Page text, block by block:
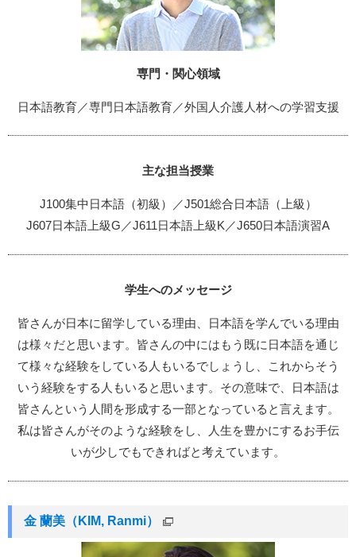
専門・関心領域
日本語教育／専門日本語教育／外国人介護人材への学習支援
主な担当授業
J100集中日本語（初級）／J501総合日本語（上級）
J607日本語上級G／J611日本語上級K／J650日本語演習A
学生へのメッセージ
皆さんが日本に留学している理由、日本語を学んでいる理由
は様々だと思います。皆さんの中にはもう既に日本語を通じ
て様々な経験をしている人もいるでしょうし、これからそう
いう経験をする人もいると思います。その意味で、日本語は
皆さんという人間を形成する一部となっていると言えます。
私は皆さんがそのような経験をし、人生を豊かにするお手伝
いが少しでもできればと考えています。
金 蘭美（KIM, Ranmi）